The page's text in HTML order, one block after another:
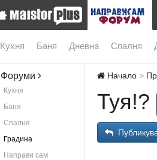
Кухня Баня Дневна Спалня
Форуми
Кухня
Баня
Спалня
Градина
Направи сам
Начало
Туя!?